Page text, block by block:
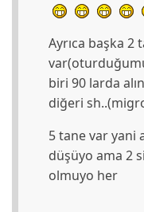
Ayrıca başka 2
biri 90 larda
diğeri
5 tane var yani
düşüyo ama 2
olmuyo her